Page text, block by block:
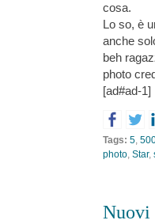
cosa.
Lo so, è
anche
beh
photo
[ad#ad-1]
Tags: 5,
photo, Star,
Nuovi